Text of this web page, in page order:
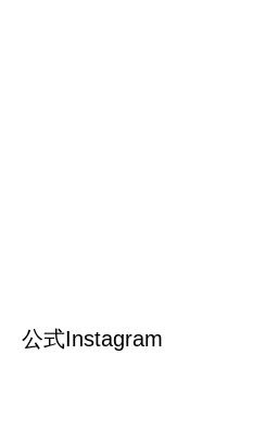
公式Instagram